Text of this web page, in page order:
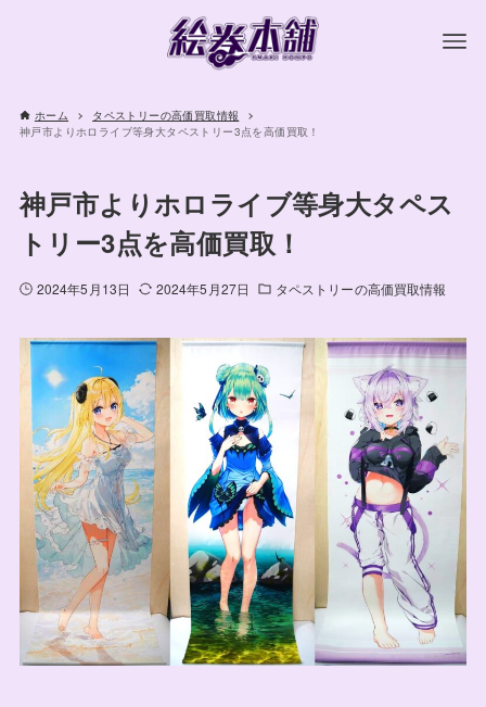
ホーム
タペストリーの高価買取情報
神戸市よりホロライブ等身大タペストリー3点を高価買取！
神戸市よりホロライブ等身大タペス
トリー3点を高価買取！
2024年5月13日 2024年5月27日 タペストリーの高価買取情報